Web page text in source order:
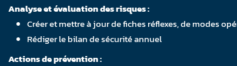
Analyse et évaluation des risques :
Créer et mettre à jour de fiches réflexes, de modes
Rédiger le bilan de sécurité annuel
Actions de prévention :